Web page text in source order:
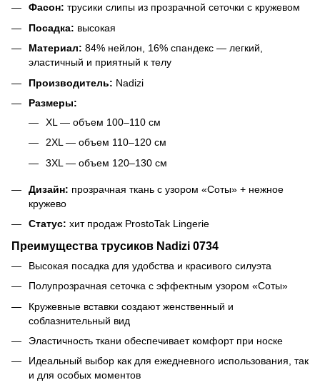
Фасон: трусики слипы из прозрачной сеточки с кружевом
Посадка: высокая
Материал: 84% нейлон, 16% спандекс — легкий,
эластичный и приятный к телу
Производитель: Nadizi
Размеры:
XL — объем 100–110 см
2XL — объем 110–120 см
3XL — объем 120–130 см
Дизайн: прозрачная ткань с узором «Соты» + нежное
кружево
Статус: хит продаж ProstoTak Lingerie
Преимущества трусиков Nadizi 0734
Высокая посадка для удобства и красивого силуэта
Полупрозрачная сеточка с эффектным узором «Соты»
Кружевные вставки создают женственный и
соблазнительный вид
Эластичность ткани обеспечивает комфорт при носке
Идеальный выбор как для ежедневного использования, так
и для особых моментов